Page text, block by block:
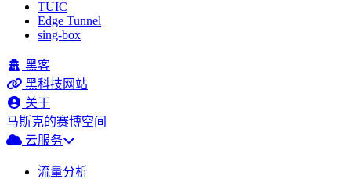
TUIC
Edge Tunnel
sing-box
黑客
黑科技网站
关于
马斯克的赛博空间
云服务
流量分析